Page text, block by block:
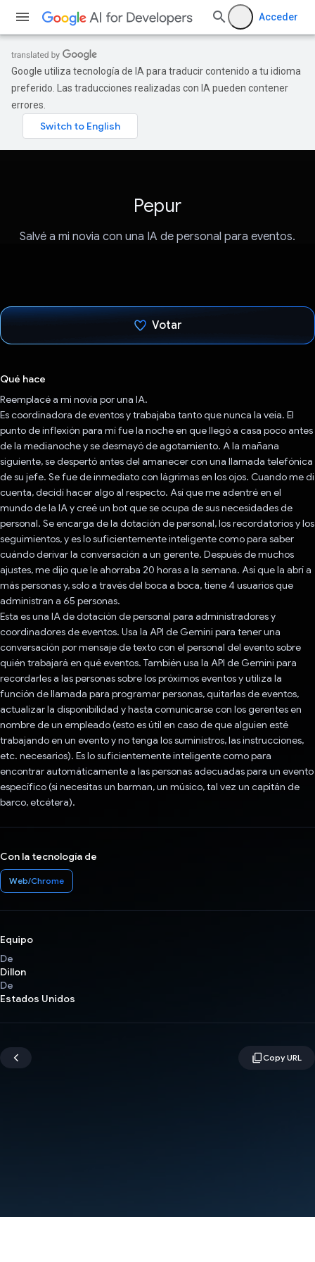
Acceder
Google utiliza tecnología de IA para traducir contenido a tu idioma
preferido. Las traducciones realizadas con IA pueden contener
errores.
Pepur
Salvé a mi novia con una IA de personal para eventos.
Votar
Qué hace
Reemplacé a mi novia por una IA.
Es coordinadora de eventos y trabajaba tanto que nunca la veía. El
punto de inflexión para mí fue la noche en que llegó a casa poco antes
de la medianoche y se desmayó de agotamiento. A la mañana
siguiente, se despertó antes del amanecer con una llamada telefónica
de su jefe. Se fue de inmediato con lágrimas en los ojos. Cuando me di
cuenta, decidí hacer algo al respecto. Así que me adentré en el
mundo de la IA y creé un bot que se ocupa de sus necesidades de
personal. Se encarga de la dotación de personal, los recordatorios y los
seguimientos, y es lo suficientemente inteligente como para saber
cuándo derivar la conversación a un gerente. Después de muchos
ajustes, me dijo que le ahorraba 20 horas a la semana. Así que la abrí a
más personas y, solo a través del boca a boca, tiene 4 usuarios que
administran a 65 personas.
Esta es una IA de dotación de personal para administradores y
coordinadores de eventos. Usa la API de Gemini para tener una
conversación por mensaje de texto con el personal del evento sobre
quién trabajará en qué eventos. También usa la API de Gemini para
recordarles a las personas sobre los próximos eventos y utiliza la
función de llamada para programar personas, quitarlas de eventos,
actualizar la disponibilidad y hasta comunicarse con los gerentes en
nombre de un empleado (esto es útil en caso de que alguien esté
trabajando en un evento y no tenga los suministros, las instrucciones,
etc. necesarios). Es lo suficientemente inteligente como para
encontrar automáticamente a las personas adecuadas para un evento
específico (si necesitas un barman, un músico, tal vez un capitán de
barco, etcétera).
Con la tecnología de
Web/Chrome
Equipo
De
Dillon
De
Estados Unidos